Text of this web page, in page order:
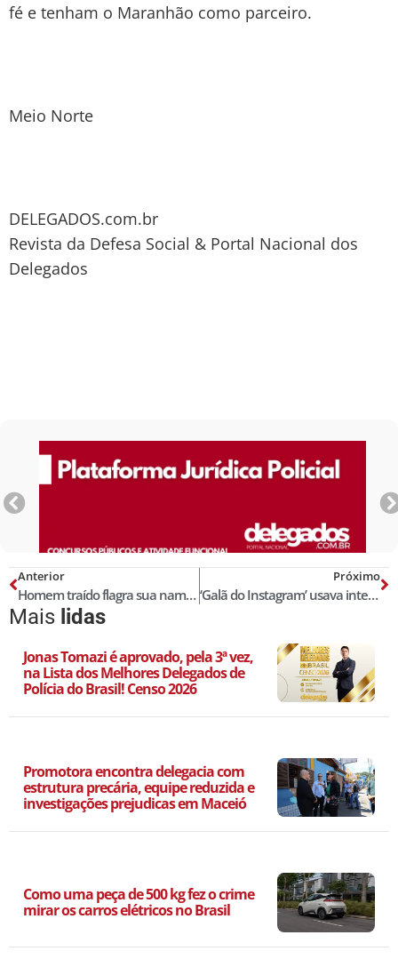
fé e tenham o Maranhão como parceiro.
Meio Norte
DELEGADOS.com.br
Revista da Defesa Social & Portal Nacional dos
Delegados
Anterior
Homem traído flagra sua namorada com outro na cama, filma e posta em site! Veja o vídeo!
Próximo
‘Galã do Instagram’ usava internet para roubar mulheres, diz polícia
Mais lidas
Jonas Tomazi é aprovado, pela 3ª vez,
na Lista dos Melhores Delegados de
Polícia do Brasil! Censo 2026
Promotora encontra delegacia com
estrutura precária, equipe reduzida e
investigações prejudicas em Maceió
Como uma peça de 500 kg fez o crime
mirar os carros elétricos no Brasil